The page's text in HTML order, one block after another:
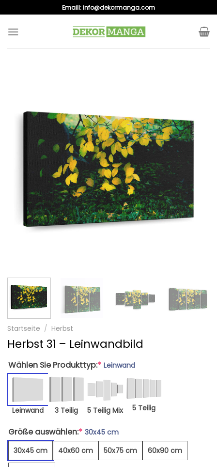
to
content
Emaill:info@dekormanga.com
Startseite / Herbst
Herbst 31 – Leinwandbild
Wählen Sie Produkttyp:* Leinwand
Leinwand 3 Teilig 5 Teilig Mix 5 Teilig
Größe auswählen:* 30x45 cm
30x45 cm
40x60 cm 50x75 cm 60x90 cm